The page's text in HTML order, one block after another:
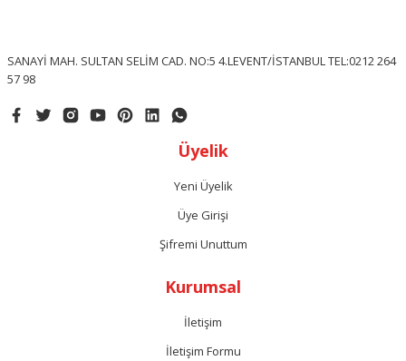
SANAYİ MAH. SULTAN SELİM CAD. NO:5 4.LEVENT/İSTANBUL TEL:0212 264
57 98
Üyelik
Yeni Üyelik
Üye Girişi
Şifremi Unuttum
Kurumsal
İletişim
İletişim Formu